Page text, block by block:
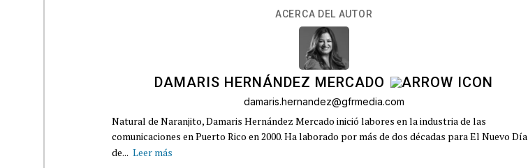
ACERCA DEL AUTOR
DAMARIS HERNÁNDEZ MERCADO
damaris.hernandez@gfrmedia.com
Natural de Naranjito, Damaris Hernández Mercado inició labores en la industria de las
comunicaciones en Puerto Rico en 2000. Ha laborado por más de dos décadas para El Nuevo Día
de... Leer más